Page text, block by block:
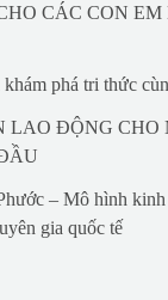
CÁC CON EM
phá tri thức
LAO ĐỘNG CHO
– Mô hình kinh
gia quốc tế